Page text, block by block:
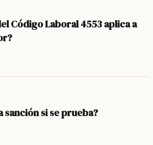
Código Laboral 4553 aplica a
sanción si se prueba?